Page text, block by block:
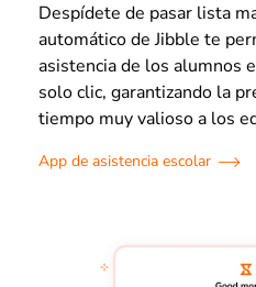
Despídete de pasar lista
automático de Jibble te
asistencia de los alumnos
solo clic, garantizando la
tiempo muy valioso a los
App de asistencia escolar